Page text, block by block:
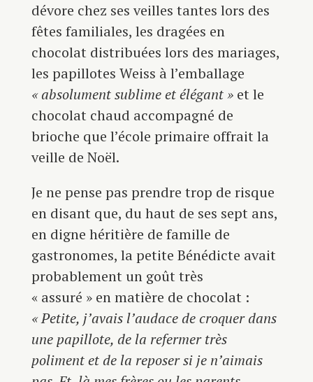
dévore chez ses veilles tantes lors des
fêtes familiales, les dragées en
chocolat distribuées lors des mariages,
les papillotes Weiss à l’emballage
« absolument sublime et élégant »et le
chocolat chaud accompagné de
brioche que l’école primaire offrait la
veille de Noël.
Je ne pense pas prendre trop de risque
en disant que, du haut de ses sept ans,
en digne héritière de famille de
gastronomes, la petite Bénédicte avait
probablement un goût très
« assuré » en matière de chocolat :
« Petite, j’avais l’audace de croquer dans
une papillote, de la refermer très
poliment et de la reposer si je n’aimais